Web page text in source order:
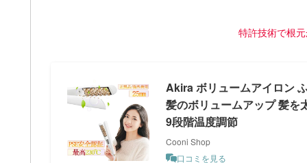
特許技術で根
Akira ボリュームアイロン
髪のボリュームアップ 髪
9段階温度調節
Cooni Shop
口コミを見る